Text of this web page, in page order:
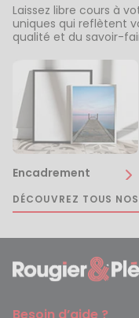
Laissez libre cours à
uniques qui reflètent
qualité et du savoir-
Encadrement
DÉCOUVREZ TOUS
Besoin d’aide ?